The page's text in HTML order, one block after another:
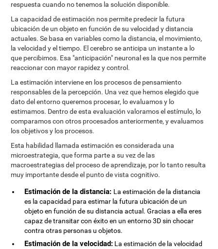
respuesta cuando no tenemos la solución disponible.
La capacidad de estimación nos permite predecir la futura
ubicación de un objeto en función de su velocidad y distancia
actuales. Se basa en variables como la distancia, el movimiento,
la velocidad y el tiempo. El cerebro se anticipa un instante a lo
que percibimos. Esa "anticipación" neuronal es la que nos permite
reaccionar con mayor rapidez y control.
La estimación interviene en los procesos de pensamiento
responsables de la percepción. Una vez que hemos elegido que
dato del entorno queremos procesar, lo evaluamos y lo
estimamos. Dentro de esta evaluación valoramos el estímulo, lo
comparamos con otros procesados anteriormente, y evaluamos
los objetivos y los procesos.
Esta habilidad llamada estimación es considerada una
microestrategia, que forma parte a su vez de las
macroestrategias del proceso de aprendizaje, por lo tanto resulta
muy importante desde el punto de vista cognitivo.
Estimación de la distancia: La estimación de la distancia
es la capacidad para estimar la futura ubicación de un
objeto en función de su distancia actual. Gracias a ella eres
capaz de transitar con éxito en un entorno 3D sin chocar
contra otras personas u objetos.
Estimación de la velocidad: La estimación de la velocidad